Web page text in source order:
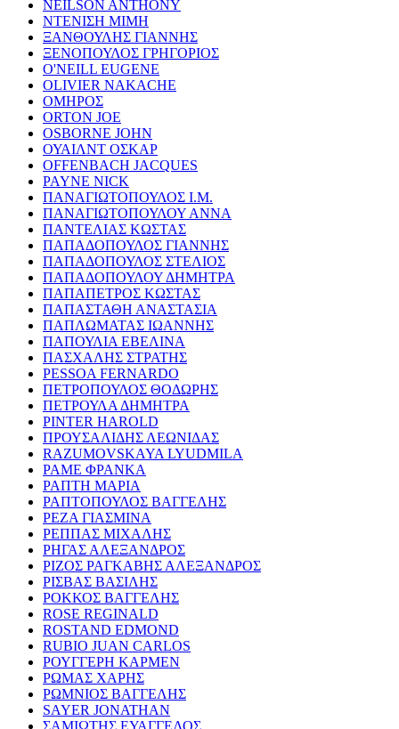
NEILSON ANTHONY
ΝΤΕΝΙΣΗ ΜΙΜΗ
ΞΑΝΘΟΥΛΗΣ ΓΙΑΝΝΗΣ
ΞΕΝΟΠΟΥΛΟΣ ΓΡΗΓΟΡΙΟΣ
O'NEILL EUGENE
OLIVIER NAKACHE
ΟΜΗΡΟΣ
ORTON JOE
OSBORNE JOHN
ΟΥΑΙΛΝΤ ΟΣΚΑΡ
OFFENBACH JACQUES
PAYNE NICK
ΠΑΝΑΓΙΩΤΟΠΟΥΛΟΣ Ι.Μ.
ΠΑΝΑΓΙΩΤΟΠΟΥΛΟΥ ΑΝΝΑ
ΠΑΝΤΕΛΙΑΣ ΚΩΣΤΑΣ
ΠΑΠΑΔΟΠΟΥΛΟΣ ΓΙΑΝΝΗΣ
ΠΑΠΑΔΟΠΟΥΛΟΣ ΣΤΕΛΙΟΣ
ΠΑΠΑΔΟΠΟΥΛΟΥ ΔΗΜΗΤΡΑ
ΠΑΠΑΠΕΤΡΟΣ ΚΩΣΤΑΣ
ΠΑΠΑΣΤΑΘΗ ΑΝΑΣΤΑΣΙΑ
ΠΑΠΛΩΜΑΤΑΣ ΙΩΑΝΝΗΣ
ΠΑΠΟΥΛΙΑ ΕΒΕΛΙΝΑ
ΠΑΣΧΑΛΗΣ ΣΤΡΑΤΗΣ
PESSOA FERNARDO
ΠΕΤΡΟΠΟΥΛΟΣ ΘΟΔΩΡΗΣ
ΠΕΤΡΟΥΛΑ ΔΗΜΗΤΡΑ
PINTER HAROLD
ΠΡΟΥΣΑΛΙΔΗΣ ΛΕΩΝΙΔΑΣ
RAZUMOVSKAYA LYUDMILA
ΡΑΜΕ ΦΡΑΝΚΑ
ΡΑΠΤΗ ΜΑΡΙΑ
ΡΑΠΤΟΠΟΥΛΟΣ ΒΑΓΓΕΛΗΣ
ΡΕΖΑ ΓΙΑΣΜΙΝΑ
ΡΕΠΠΑΣ ΜΙΧΑΛΗΣ
ΡΗΓΑΣ ΑΛΕΞΑΝΔΡΟΣ
ΡΙΖΟΣ ΡΑΓΚΑΒΗΣ ΑΛΕΞΑΝΔΡΟΣ
ΡΙΣΒΑΣ ΒΑΣΙΛΗΣ
ΡΟΚΚΟΣ ΒΑΓΓΕΛΗΣ
ROSE REGINALD
ROSTAND EDMOND
RUBIO JUAN CARLOS
ΡΟΥΓΓΕΡΗ ΚΑΡΜΕΝ
ΡΩΜΑΣ ΧΑΡΗΣ
ΡΩΜΝΙΟΣ ΒΑΓΓΕΛΗΣ
SAYER JONATHAN
ΣΑΜΙΩΤΗΣ ΕΥΑΓΓΕΛΟΣ